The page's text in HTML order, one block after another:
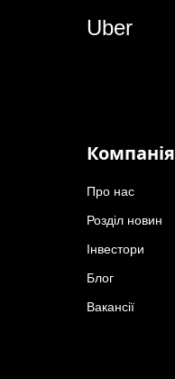
Uber
Компанія
Про нас
Розділ новин
Інвестори
Блог
Вакансії